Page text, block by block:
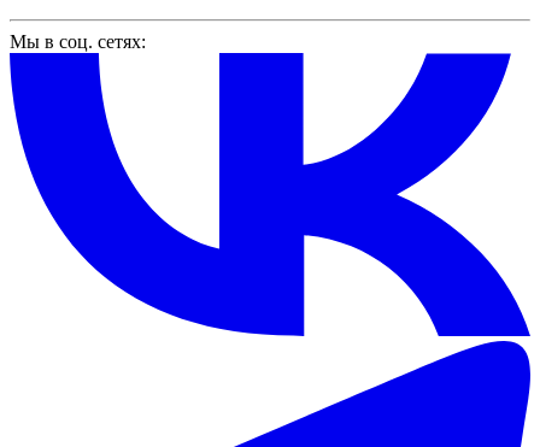
Мы в соц. сетях: